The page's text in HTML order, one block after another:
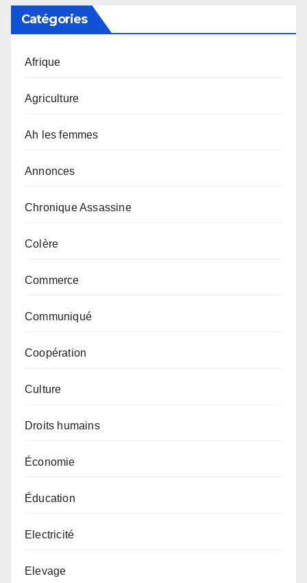
Catégories
Afrique
Agriculture
Ah les femmes
Annonces
Chronique Assassine
Colère
Commerce
Communiqué
Coopération
Culture
Droits humains
Économie
Éducation
Electricité
Elevage